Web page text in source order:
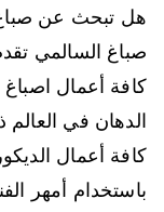
هل تبحث عن
صباغ السالمي
كافة أعمال
الدهان في العالم
كافة أعمال
باستخدام أمهر